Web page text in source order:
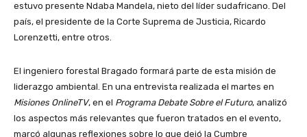
estuvo presente Ndaba Mandela, nieto del líder sudafricano. Del
país, el presidente de la Corte Suprema de Justicia, Ricardo
Lorenzetti, entre otros.
El ingeniero forestal Bragado formará parte de esta misión de
liderazgo ambiental. En una entrevista realizada el martes en
Misiones OnlineTV, en el Programa Debate Sobre el Futuro, analizó
los aspectos más relevantes que fueron tratados en el evento,
marcó algunas reflexiones sobre lo que dejó la Cumbre